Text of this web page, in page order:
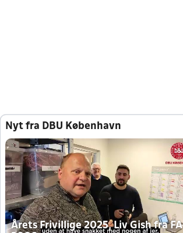
Nyt fra DBU København
Årets Frivillige 2025, Liv Gish fra FA